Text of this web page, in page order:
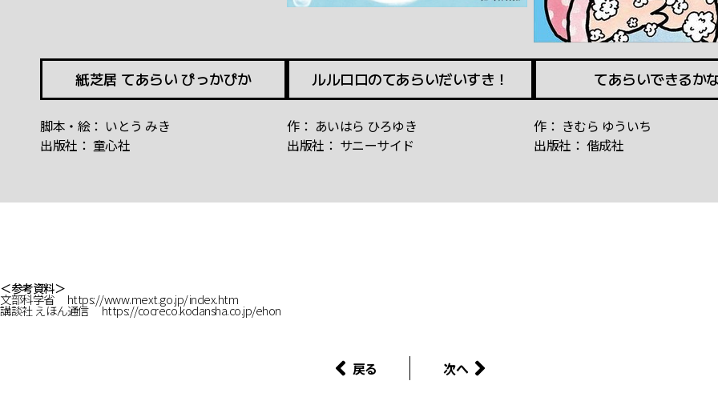
紙芝居 てあらい ぴっかぴか
脚本・絵： いとう みき
出版社： 童心社
ルルロロのてあらいだいすき！
作： あいはら ひろゆき
出版社： サニーサイド
てあらいできるか
作： きむら ゆういち
出版社： 偕成社
＜参考資料＞
文部科学省 https://www.mext.go.jp/index.htm​
講談社 えほん通信 https://cocreco.kodansha.co.jp/ehon​
戻る 次へ